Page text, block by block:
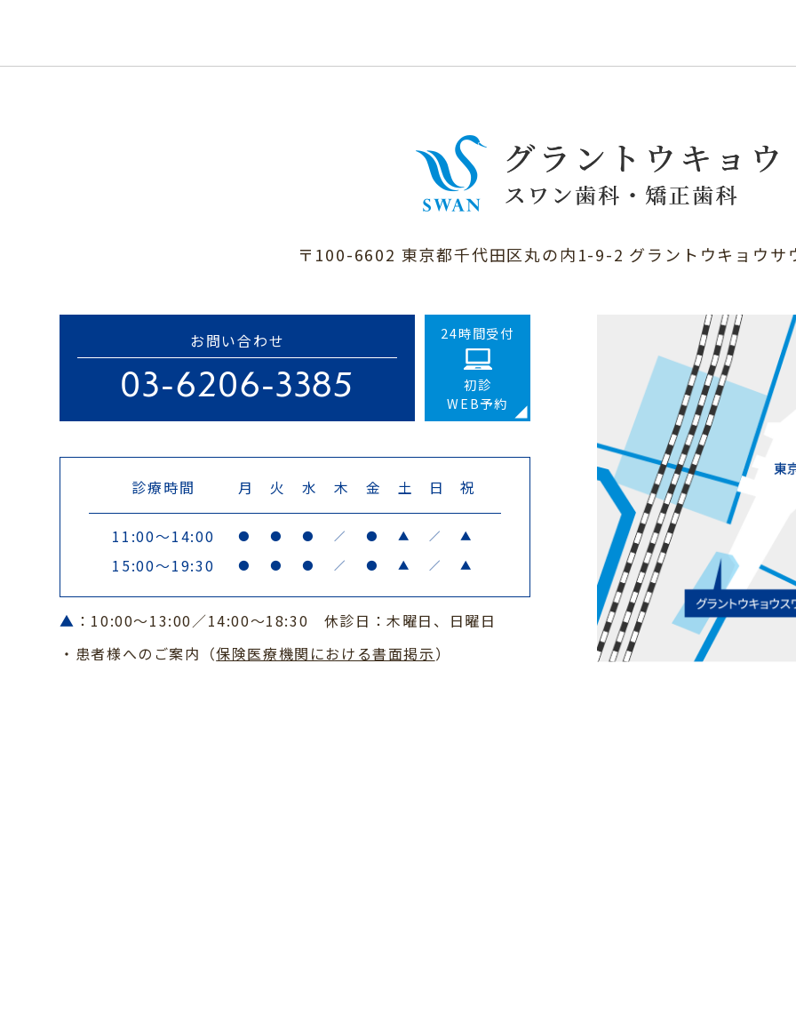
〒100-6602 東京都千代田区丸の内1-9-2 グラントウキョウサ
お問い合わせ
03-6206-3385
24時間受付
初診
WEB予約
診療時間 月 火 水 木 金 土 日 祝
11:00〜14:00 ● ● ● ／ ● ▲ ／ ▲
15:00～19:30 ● ● ● ／ ● ▲ ／ ▲
▲ ：10:00〜13:00／14:00～18:30 休診日：木曜日、日曜日
・患者様へのご案内（保険医療機関における書面掲示）